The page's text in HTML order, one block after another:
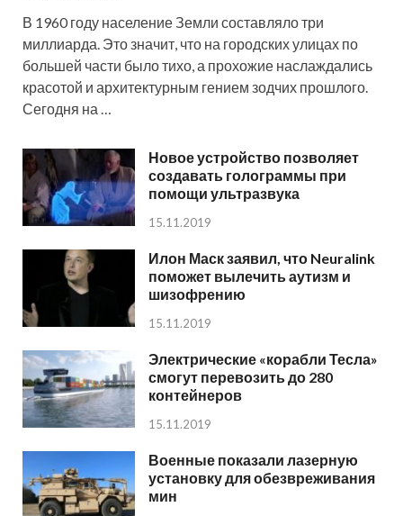
В 1960 году население Земли составляло три
миллиарда. Это значит, что на городских улицах по
большей части было тихо, а прохожие наслаждались
красотой и архитектурным гением зодчих прошлого.
Сегодня на …
Новое устройство позволяет
создавать голограммы при
помощи ультразвука
15.11.2019
Илон Маск заявил, что Neuralink
поможет вылечить аутизм и
шизофрению
15.11.2019
Электрические «корабли Тесла»
смогут перевозить до 280
контейнеров
15.11.2019
Военные показали лазерную
установку для обезвреживания
мин